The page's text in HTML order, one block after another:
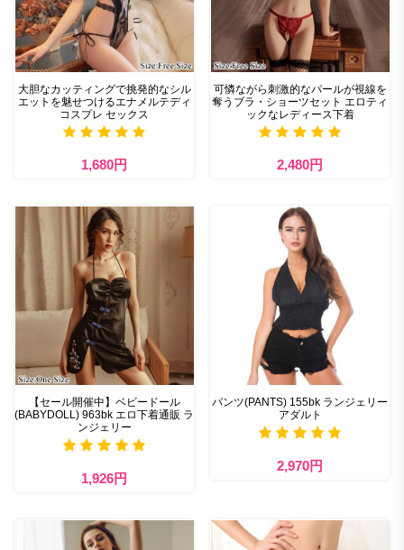
大胆なカッティングで挑発的なシル
エットを魅せつけるエナメルテディ
コスプレ セックス
1,680円
可憐ながら刺激的なパールが視線を
奪うブラ・ショーツセット エロティ
ックなレディース下着
2,480円
【セール開催中】ベビードール
(BABYDOLL) 963bk エロ下着通販 ラ
ンジェリー
1,926円
パンツ(PANTS) 155bk ランジェリー
アダルト
2,970円